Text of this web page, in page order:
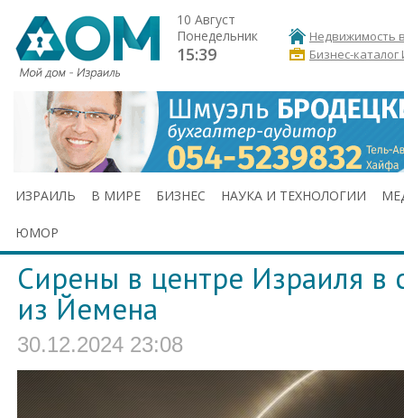
10 Август
Понедельник
15:39
Недвижимость
Бизнес-каталог
ИЗРАИЛЬ В МИРЕ БИЗНЕС НАУКА И ТЕХНОЛОГИИ
ЮМОР
Сирены в центре Израиля в
из Йемена
30.12.2024 23:08